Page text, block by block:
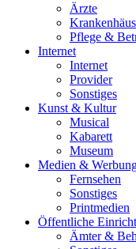
Ärzte
Pflege &
Internet
Internet
Provider
Sonstiges
Kunst & Kultur
Musical
Kabarett
Museum
Medien &
Fernsehen
Sonstiges
Printmedien
Öffentliche
Ämter &